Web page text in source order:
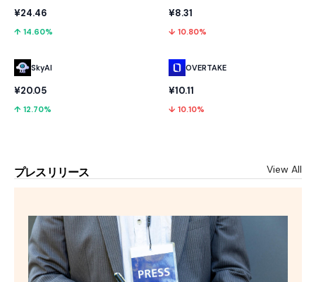
¥24.46
↑ 14.60%
SkyAI
¥20.05
↑ 12.70%
¥8.31
↓ 10.80%
OVERTAKE
¥10.11
↓ 10.10%
プレスリリース View All